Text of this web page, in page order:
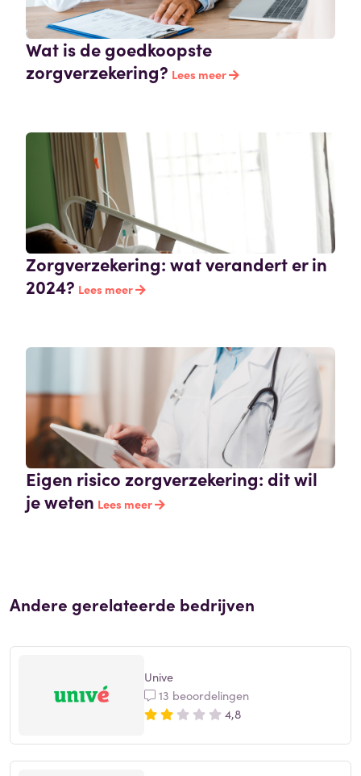
Wat is de goedkoopste
zorgverzekering? Lees meer
Zorgverzekering: wat verandert er in
2024? Lees meer
Eigen risico zorgverzekering: dit wil
je weten Lees meer
Andere gerelateerde bedrijven
Unive
13 beoordelingen
4,8